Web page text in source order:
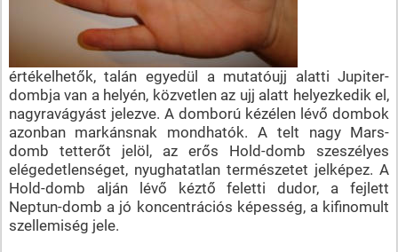
értékelhetők, talán egyedül a mutatóujj alatti Jupiter-
dombja van a helyén, közvetlen az ujj alatt helyezkedik el,
nagyravágyást jelezve. A domború kézélen lévő dombok
azonban markánsnak mondhatók. A telt nagy Mars-
domb tetterőt jelöl, az erős Hold-domb szeszélyes
elégedetlenséget, nyughatatlan természetet jelképez. A
Hold-domb alján lévő kéztő feletti dudor, a fejlett
Neptun-domb a jó koncentrációs képesség, a kifinomult
szellemiség jele.